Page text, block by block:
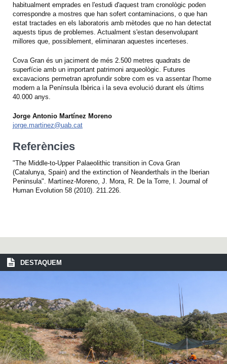
habitualment emprades en l'estudi d'aquest tram cronològic poden
correspondre a mostres que han sofert contaminacions, o que han
estat tractades en els laboratoris amb mètodes que no han detectat
aquests tipus de problemes. Actualment s'estan desenvolupant
millores que, possiblement, eliminaran aquestes incerteses.
Cova Gran és un jaciment de més 2.500 metres quadrats de
superfície amb un important patrimoni arqueològic. Futures
excavacions permetran aprofundir sobre com es va assentar l'home
modern a la Península Ibèrica i la seva evolució durant els últims
40.000 anys.
Jorge Antonio Martínez Moreno
jorge.martinez@uab.cat
Referències
"The Middle-to-Upper Palaeolithic transition in Cova Gran
(Catalunya, Spain) and the extinction of Neanderthals in the Iberian
Peninsula". Martínez-Moreno, J. Mora, R. De la Torre, I. Journal of
Human Evolution 58 (2010). 211.226.
DESTAQUEM